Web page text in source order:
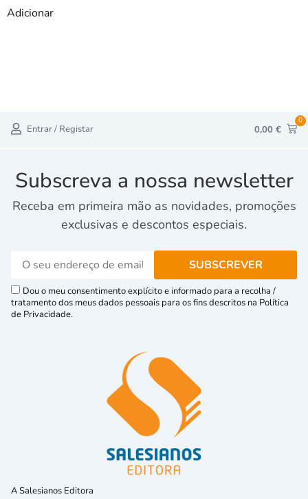
Adicionar
Entrar / Registar 0,00 €
0
Subscreva a nossa newsletter
Receba em primeira mão as novidades, promoções
exclusivas e descontos especiais.
Dou o meu consentimento explícito e informado para a recolha /
tratamento dos meus dados pessoais para os fins descritos na Política
de Privacidade.
A Salesianos Editora